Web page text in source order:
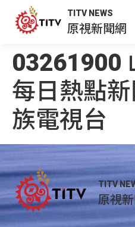
TITV NEWS
原視新聞網
03261900
每日熱點
族電視台
TITV
原視